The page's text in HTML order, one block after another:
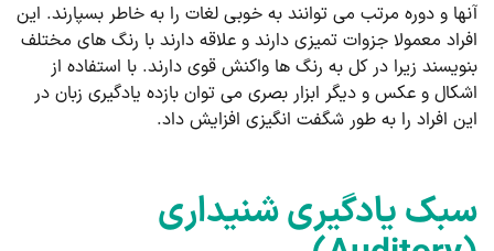
آنها و دوره مرتب می توانند به خوبی لغات را به خاطر بسپارند. این
افراد معمولا جزوات تمیزی دارند و علاقه دارند با رنگ های مختلف
بنویسند زیرا در کل به رنگ ها واکنش قوی دارند. با استفاده از
اشکال و عکس و دیگر ابزار بصری می توان بازده یادگیری زبان در
این افراد را به طور شگفت انگیزی افزایش داد.
سبک یادگیری شنیداری